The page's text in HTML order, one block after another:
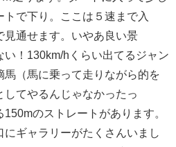
で下り。ここは５速まで入
見通せます。いやあ良い景
！130km/hくらい出てるジャン
（馬に乗って走りながら的を
てやるんじゃなかったっ
のストレートがあります。
にギャラリーがたくさんいまし